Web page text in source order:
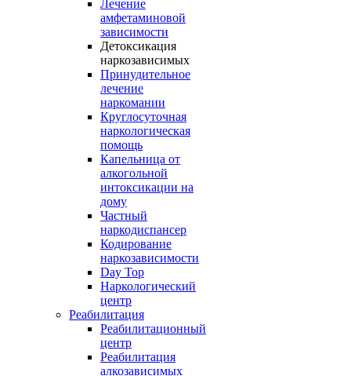
Лечение
амфетаминовой
зависимости
Детоксикация
наркозависимых
Принудительное
лечение
наркомании
Круглосуточная
наркологическая
помощь
Капельница от
алкогольной
интоксикации на
дому
Частный
наркодиспансер
Кодирование
наркозависимости
Day Top
Наркологический
центр
Реабилитация
Реабилитационный
центр
Реабилитация
алкозависимых